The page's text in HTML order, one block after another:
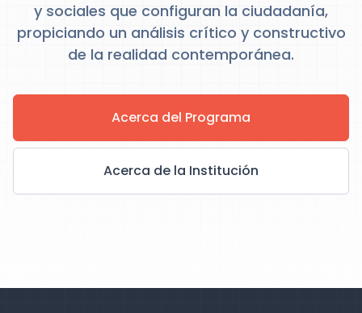
y sociales que configuran la ciudadanía,
propiciando un análisis crítico y constructivo
de la realidad contemporánea.
Acerca del Programa
Acerca de la Institución